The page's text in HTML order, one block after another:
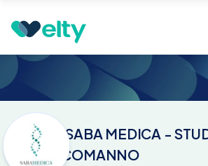
SAN SABA MEDICA -
SACCOMANNO